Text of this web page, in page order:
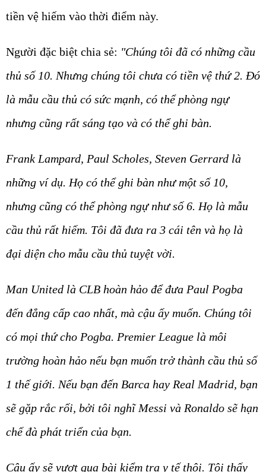
tiền vệ hiếm vào thời điểm này.
Người đặc biệt chia sẻ: "Chúng tôi đã có những cầu
thủ số 10. Nhưng chúng tôi chưa có tiền vệ thứ 2. Đó
là mẫu cầu thủ có sức mạnh, có thể phòng ngự
nhưng cũng rất sáng tạo và có thể ghi bàn.
Frank Lampard, Paul Scholes, Steven Gerrard là
những ví dụ. Họ có thể ghi bàn như một số 10,
nhưng cũng có thể phòng ngự như số 6. Họ là mẫu
cầu thủ rất hiếm. Tôi đã đưa ra 3 cái tên và họ là
đại diện cho mẫu cầu thủ tuyệt vời.
Man United là CLB hoàn hảo để đưa Paul Pogba
đến đẳng cấp cao nhất, mà cậu ấy muốn. Chúng tôi
có mọi thứ cho Pogba. Premier League là môi
trường hoàn hảo nếu bạn muốn trở thành cầu thủ số
1 thế giới. Nếu bạn đến Barca hay Real Madrid, bạn
sẽ gặp rắc rối, bởi tôi nghĩ Messi và Ronaldo sẽ hạn
chế đà phát triển của bạn.
Cậu ấy sẽ vượt qua bài kiểm tra y tế thôi. Tôi thấy